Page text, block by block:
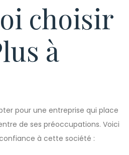
choisir
à
pour une entreprise qui place
de ses préoccupations. Voici
à cette société :